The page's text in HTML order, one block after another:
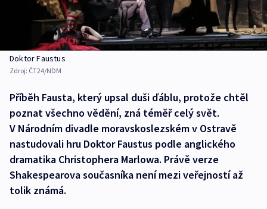
Doktor Faustus
Zdroj: ČT24/NDM
Příběh Fausta, který upsal duši ďáblu, protože chtěl
poznat všechno vědění, zná téměř celý svět.
V Národním divadle moravskoslezském v Ostravě
nastudovali hru Doktor Faustus podle anglického
dramatika Christophera Marlowa. Právě verze
Shakespearova současníka není mezi veřejností až
tolik známá.